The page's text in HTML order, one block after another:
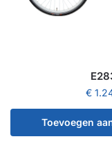
€
Toevoegen